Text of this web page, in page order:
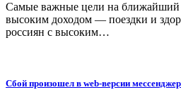
Самые важные цели на ближайший
высоким доходом — поездки и
россиян с высоким…
Сбой произошел в web-версии